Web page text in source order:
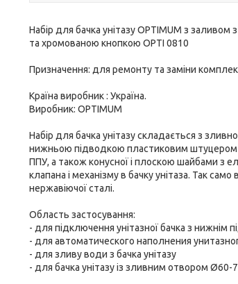
Набір для бачка унітазу OPTIMUM з
та хромованою кнопкою OPTI 0810
Призначення: для ремонту та заміни
Країна виробник : Україна.
Виробник: OPTIMUM
Набір для бачка унітазу складається з
нижньою підводкою пластиковим штуцером
ППУ, а також конусної і плоскою шайбами з
клапана і механізму в бачку унітаза. Так
нержавіючої сталі.
Область застосування:
- для підключення унітазної бачка з
- для автоматического наполнения
- для зливу води з бачка унітазу
- для бачка унітазу із зливним отвором Ø60-